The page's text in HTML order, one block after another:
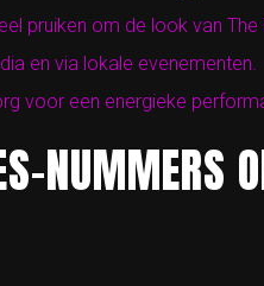
pruiken om de look van
en via lokale evenementen.
voor een energieke
NUMMERS